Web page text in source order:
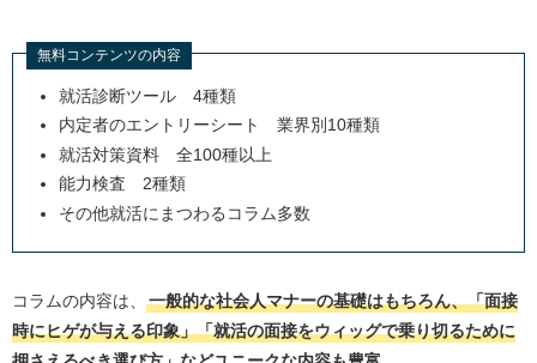
無料コンテンツの内容
就活診断ツール 4種類
内定者のエントリーシート 業界別10種類
就活対策資料 全100種以上
能力検査 2種類
その他就活にまつわるコラム多数
コラムの内容は、
一般的な社会人マナーの基礎はもちろん、「面接
時にヒゲが与える印象」「就活の面接をウィッグで乗り切るために